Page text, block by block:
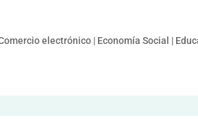
electrónico | Economía Social |